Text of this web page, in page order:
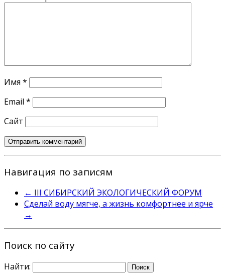
Имя *
Email *
Сайт
Навигация по записям
← III СИБИРСКИЙ ЭКОЛОГИЧЕСКИЙ ФОРУМ
Сделай воду мягче, а жизнь комфортнее и ярче
→
Поиск по сайту
Найти: